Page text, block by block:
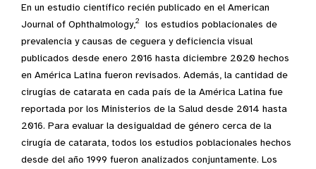
En un estudio científico recién publicado en el American
Journal of Ophthalmology,2
los estudios poblacionales de
prevalencia y causas de ceguera y deficiencia visual
publicados desde enero 2016 hasta diciembre 2020 hechos
en América Latina fueron revisados. Además, la cantidad de
cirugías de catarata en cada país de la América Latina fue
reportada por los Ministerios de la Salud desde 2014 hasta
2016. Para evaluar la desigualdad de género cerca de la
cirugía de catarata, todos los estudios poblacionales hechos
desde del año 1999 fueron analizados conjuntamente. Los